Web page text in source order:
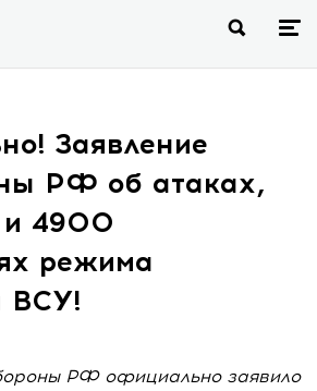
Заявление
РФ об атаках,
и 4900
режима
ВСУ!
РФ официально заявило